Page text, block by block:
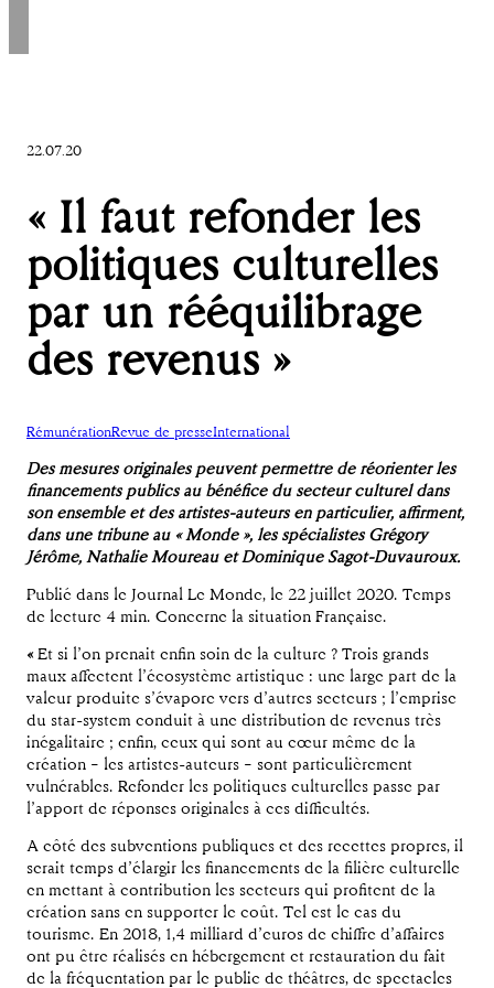
22.07.20
« Il faut refonder les
politiques culturelles
par un rééquilibrage
des revenus »
RémunérationRevue de presseInternational
Des mesures originales peuvent permettre de réorienter les
financements publics au bénéfice du secteur culturel dans
son ensemble et des artistes-auteurs en particulier, affirment,
dans une tribune au « Monde », les spécialistes Grégory
Jérôme, Nathalie Moureau et Dominique Sagot-Duvauroux.
Publié dans le Journal Le Monde, le 22 juillet 2020. Temps
de lecture 4 min. Concerne la situation Française.
« Et si l’on prenait enfin soin de la culture ? Trois grands
maux affectent l’écosystème artistique : une large part de la
valeur produite s’évapore vers d’autres secteurs ; l’emprise
du star-system conduit à une distribution de revenus très
inégalitaire ; enfin, ceux qui sont au cœur même de la
création – les artistes-auteurs – sont particulièrement
vulnérables. Refonder les politiques culturelles passe par
l’apport de réponses originales à ces difficultés.
A côté des subventions publiques et des recettes propres, il
serait temps d’élargir les financements de la filière culturelle
en mettant à contribution les secteurs qui profitent de la
création sans en supporter le coût. Tel est le cas du
tourisme. En 2018, 1,4 milliard d’euros de chiffre d’affaires
ont pu être réalisés en hébergement et restauration du fait
de la fréquentation par le public de théâtres, de spectacles